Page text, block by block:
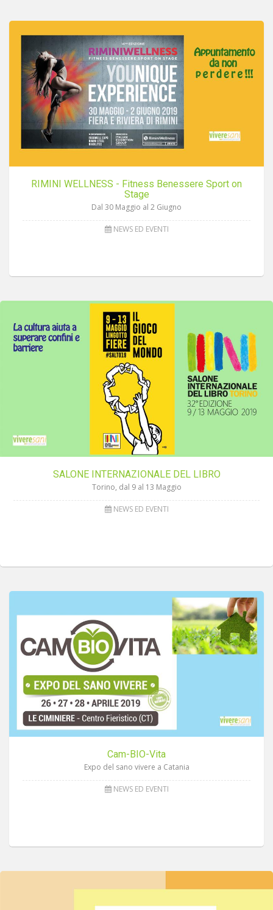
RIMINI WELLNESS - Fitness Benessere Sport on
Stage
Dal 30 Maggio al 2 Giugno
NEWS ED EVENTI
SALONE INTERNAZIONALE DEL LIBRO
Torino, dal 9 al 13 Maggio
NEWS ED EVENTI
Cam-BIO-Vita
Expo del sano vivere a Catania
NEWS ED EVENTI